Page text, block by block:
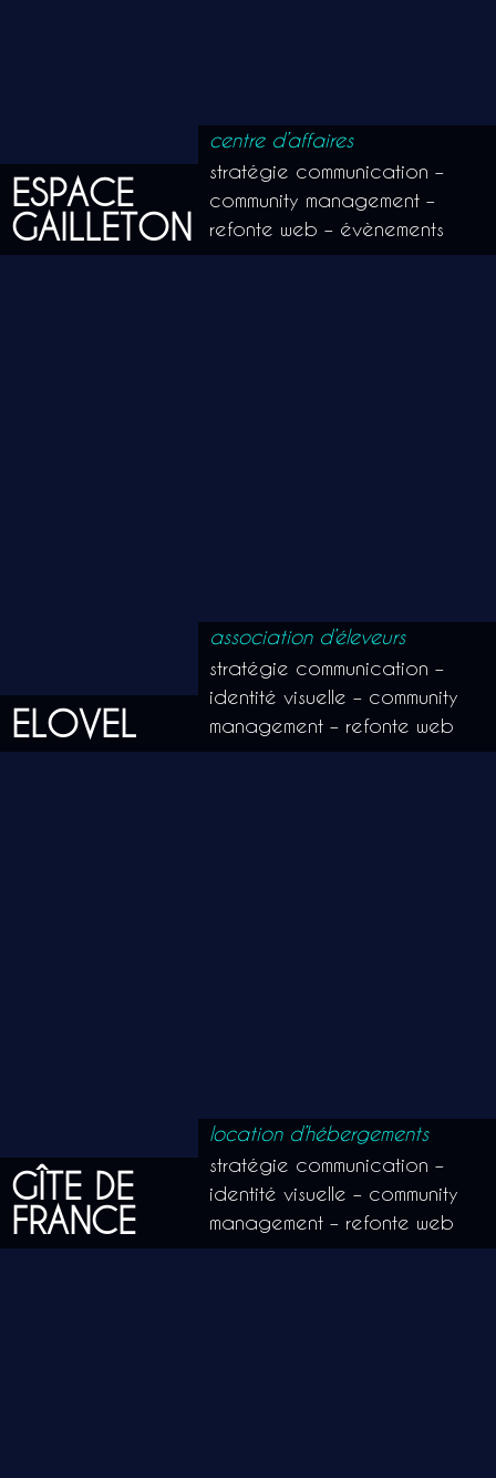
ESPACE
GAILLETON
centre d’affaires
stratégie communication –
community management –
refonte web – évènements
ELOVEL
association d’éleveurs
stratégie communication –
identité visuelle – community
management – refonte web
GÎTE DE
FRANCE
location d’hébergements
stratégie communication –
identité visuelle – community
management – refonte web